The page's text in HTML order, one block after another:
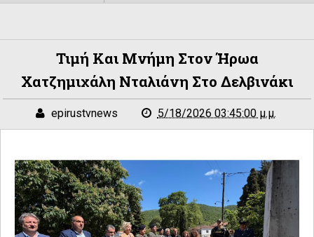
Τιμή Και Μνήμη Στον Ήρωα
Χατζημιχάλη Νταλιάνη Στο Δελβινάκι
epirustvnews 5/18/2026 03:45:00 μ.μ.